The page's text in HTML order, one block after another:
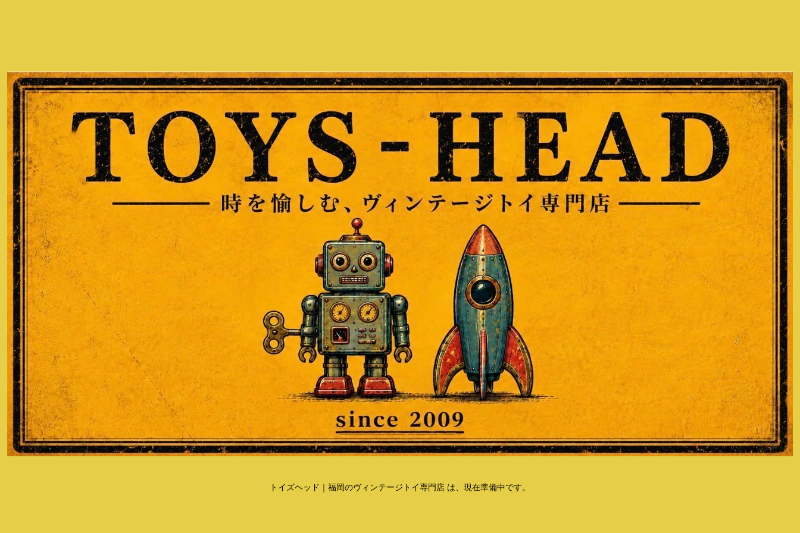
トイズヘッド｜福岡のヴィンテージトイ専門店 は、現在準備中です。